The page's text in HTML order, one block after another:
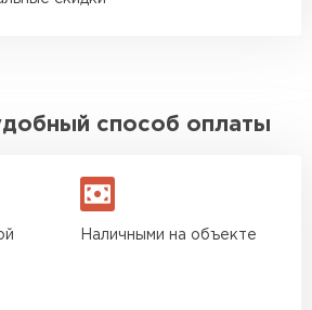
способ оплаты
Наличными на объекте